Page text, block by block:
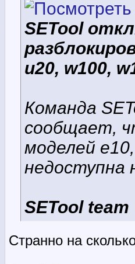
SETool
u20, w100,
Команда
сообщает,
моделей
недоступна
SETool team
Странно на